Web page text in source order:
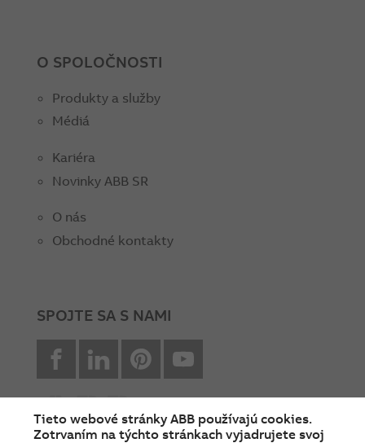
O SPOLOČNOSTI
Produkty a služby
Médiá
Kariéra
Novinky ABB SR
O nás
Obchodné kontakty
SPOJTE SA S NAMI
facebookLinkedin Pinterest
Tieto webové stránky ABB používajú cookies.
Zotrvaním na týchto stránkach vyjadrujete svoj